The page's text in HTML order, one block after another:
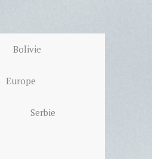
Bolivie
Europe
Serbie